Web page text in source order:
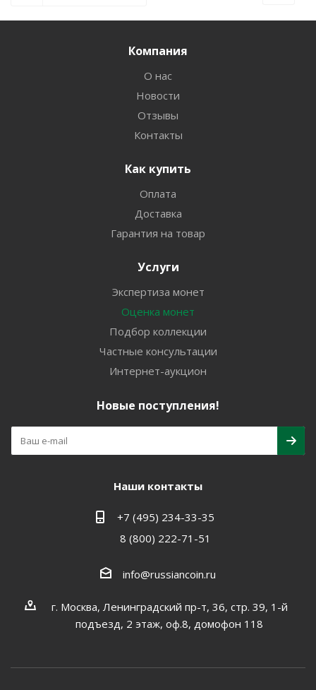
Компания
О нас
Новости
Отзывы
Контакты
Как купить
Оплата
Доставка
Гарантия на товар
Услуги
Экспертиза монет
Оценка монет
Подбор коллекции
Частные консультации
Интернет-аукцион
Новые поступления!
Наши контакты
+7 (495) 234-33-35
8 (800) 222-71-51
info@russiancoin.ru
г. Москва, Ленинградский пр-т, 36, стр. 39, 1-й
подъезд, 2 этаж, оф.8, домофон 118